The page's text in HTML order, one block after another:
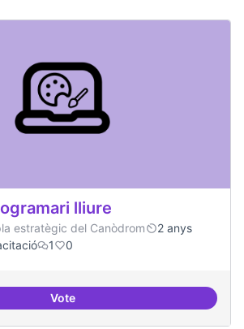
lliure
estratègic del Canòdrom
2 anys
1 0
VoteArtistes i programari lliure